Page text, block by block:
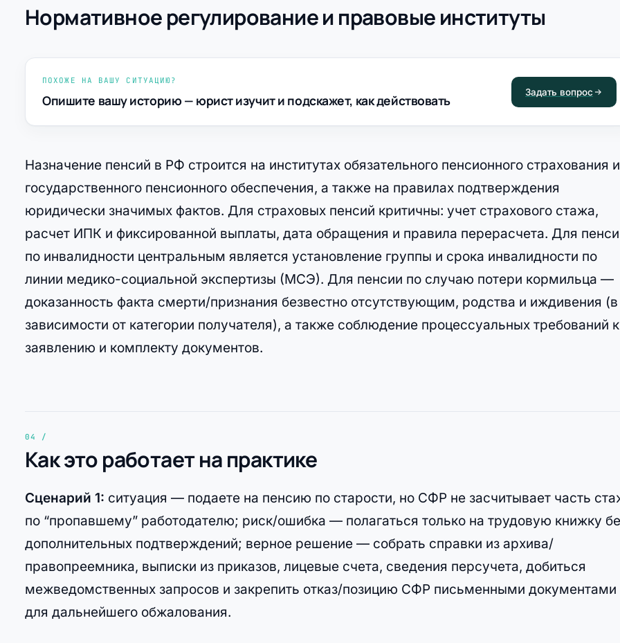
Нормативное регулирование и правовые институты
ПОХОЖЕ НА ВАШУ СИТУАЦИЮ?
Опишите вашу историю — юрист изучит и подскажет, как действовать
Задать вопрос
Назначение пенсий в РФ строится на институтах обязательного пенсионного страхования и
государственного пенсионного обеспечения, а также на правилах подтверждения
юридически значимых фактов. Для страховых пенсий критичны: учет страхового стажа,
расчет ИПК и фиксированной выплаты, дата обращения и правила перерасчета. Для
по инвалидности центральным является установление группы и срока инвалидности по
линии медико-социальной экспертизы (МСЭ). Для пенсии по случаю потери кормильца —
доказанность факта смерти/признания безвестно отсутствующим, родства и иждивения (в
зависимости от категории получателя), а также соблюдение процессуальных требований к
заявлению и комплекту документов.
Как это работает на практике
Сценарий 1: ситуация — подаете на пенсию по старости, но СФР не засчитывает часть
по “пропавшему” работодателю; риск/ошибка — полагаться только на трудовую книжку
дополнительных подтверждений; верное решение — собрать справки из архива/
правопреемника, выписки из приказов, лицевые счета, сведения персучета, добиться
межведомственных запросов и закрепить отказ/позицию СФР письменными документами
для дальнейшего обжалования.